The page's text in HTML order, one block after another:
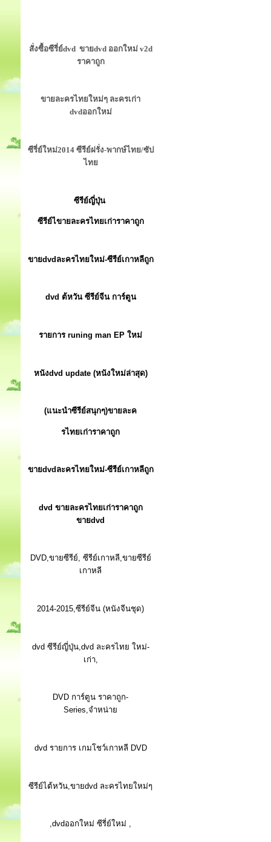
สั่งซื้อซีรี่ย์dvd ขายdvd ออกใหม่ v2d
ราคาถูก
ขายละครไทยใหม่ๆ ละครเก่า
dvdออกใหม่
ซีรี่ย์ใหม่2014 ซีรีย์ฝรั่ง-พากษ์ไทย/ซัป
ไทย
ซีรีย์ญี่ปุ่น
ซีรีย์ไขายละครไทยเก่าราคาถูก
ขายdvdละครไทยใหม่-ซีรีย์เกาหลีถูก
dvd ต้หวัน ซีรีย์จีน การ์ตูน
รายการ runing man EP ใหม่
หนังdvd update (หนังใหม่ล่าสุด)
(แนะนำซีรีย์สนุกๆ)ขายละค
รไทยเก่าราคาถูก
ขายdvdละครไทยใหม่-ซีรีย์เกาหลีถูก
dvd ขายละครไทยเก่าราคาถูก
ขายdvd
DVD,ขายซีรีย์, ซีรีย์เกาหลี,ขายซีรีย์
เกาหลี
2014-2015,ซีรีย์จีน (หนังจีนชุด)
dvd ซีรีย์ญี่ปุ่น,dvd ละครไทย ใหม่-
เก่า,
DVD การ์ตูน ราคาถูก-
Series,จำหน่าย
dvd รายการ เกมโชว์เกาหลี DVD
ซีรีย์ไต้หวัน,ขายdvd ละครไทยใหม่ๆ
,dvdออกใหม่ ซีรี่ย์ใหม่ ,